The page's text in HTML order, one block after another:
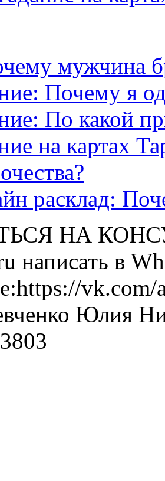
мужчина
Почему я
По какой
на картах
расклад:
НА
написать в
Юлия